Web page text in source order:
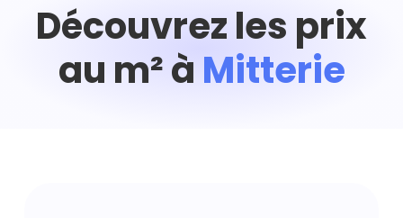
Découvrez les prix
au m² à Mitterie